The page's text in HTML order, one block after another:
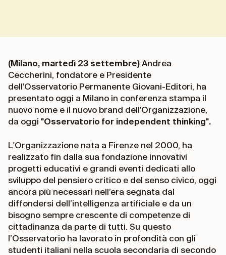
(Milano, martedì 23 settembre) Andrea
Ceccherini, fondatore e Presidente
dell'Osservatorio Permanente Giovani-Editori, ha
presentato oggi a Milano in conferenza stampa il
nuovo nome e il nuovo brand dell'Organizzazione,
da oggi "Osservatorio for independent thinking".
L'Organizzazione nata a Firenze nel 2000, ha
realizzato fin dalla sua fondazione innovativi
progetti educativi e grandi eventi dedicati allo
sviluppo del pensiero critico e del senso civico, oggi
ancora più necessari nell’era segnata dal
diffondersi dell’intelligenza artificiale e da un
bisogno sempre crescente di competenze di
cittadinanza da parte di tutti. Su questo
l’Osservatorio ha lavorato in profondità con gli
studenti italiani nella scuola secondaria di secondo